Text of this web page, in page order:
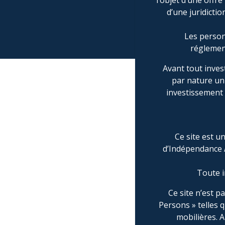
Compte
Politique
Politique
Politique
Droits de
d’une
Les
Avant tout
par nature
Ce site est
Toute
Ce site n’est
Persons » telles
mobilières.